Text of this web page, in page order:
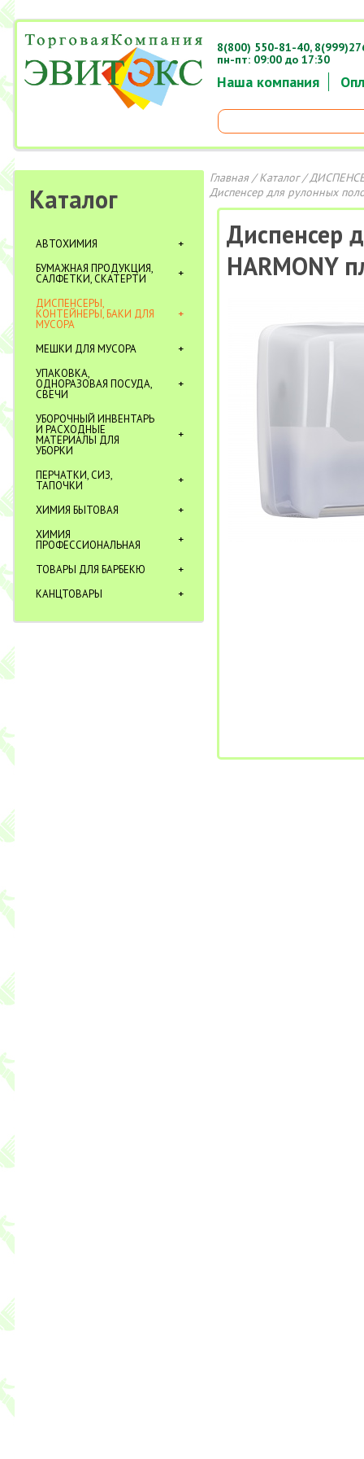
Наша компания
8(800) 550-81-40,
пн-пт: 09:00 до 17:30
Каталог
АВТОХИМИЯ
БУМАЖНАЯ ПРОДУКЦИЯ,
САЛФЕТКИ, СКАТЕРТИ
ДИСПЕНСЕРЫ,
КОНТЕЙНЕРЫ, БАКИ ДЛЯ
МУСОРА
МЕШКИ ДЛЯ МУСОРА
УПАКОВКА,
ОДНОРАЗОВАЯ ПОСУДА,
СВЕЧИ
УБОРОЧНЫЙ ИНВЕНТАРЬ
И РАСХОДНЫЕ
МАТЕРИАЛЫ ДЛЯ
УБОРКИ
ПЕРЧАТКИ, СИЗ,
ТАПОЧКИ
ХИМИЯ БЫТОВАЯ
ХИМИЯ
ПРОФЕССИОНАЛЬНАЯ
ТОВАРЫ ДЛЯ БАРБЕКЮ
КАНЦТОВАРЫ
Главная/Каталог/
Диспенсер для рулонных
Диспенсер
HARMONY